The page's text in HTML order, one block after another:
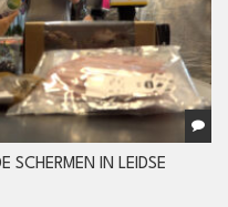
SCHERMEN IN LEIDSE